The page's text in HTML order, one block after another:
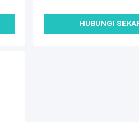
HUBUNGI